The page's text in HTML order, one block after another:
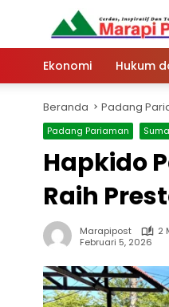
Ekonomi Hukum
Beranda Padang
Padang Pariaman
Hapkido
Raih
Marapipost
2
Februari 5, 2026